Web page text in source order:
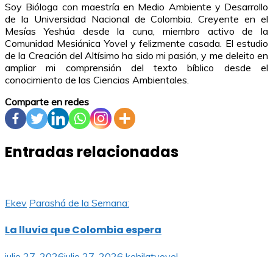
Soy Bióloga con maestría en Medio Ambiente y Desarrollo
de la Universidad Nacional de Colombia. Creyente en el
Mesías Yeshúa desde la cuna, miembro activo de la
Comunidad Mesiánica Yovel y felizmente casada. El estudio
de la Creación del Altísimo ha sido mi pasión, y me deleito en
ampliar mi comprensión del texto bíblico desde el
conocimiento de las Ciencias Ambientales.
Comparte en redes
Entradas relacionadas
Ekev Parashá de la Semana:
La lluvia que Colombia espera